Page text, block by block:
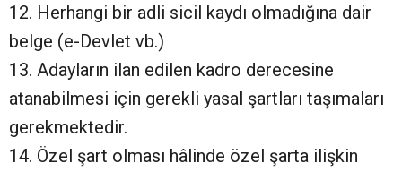
12. Herhangi bir adli sicil kaydı olmadığına dair
belge (e-Devlet vb.)
13. Adayların ilan edilen kadro derecesine
atanabilmesi için gerekli yasal şartları taşımaları
gerekmektedir.
14. Özel şart olması hâlinde özel şarta ilişkin